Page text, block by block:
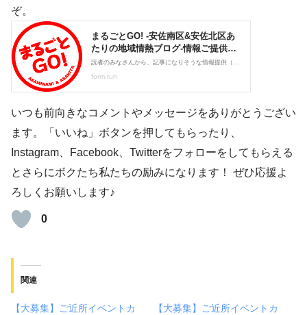
ぞ。
いつも前向きなコメントやメッセージをありがとうござい
ます。「いいね」ボタンを押してもらったり、
Instagram、Facebook、Twitterをフォローをしてもらえる
とさらにボクたち私たちの励みになります！ ぜひ応援よ
ろしくお願いします♪
0
関連
【大募集】ご近所イベントカ 【大募集】ご近所イベントカ